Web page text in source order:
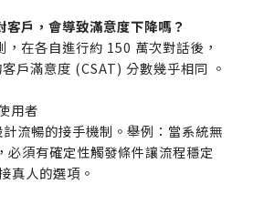
戶，會導致滿意度下降嗎？
在各自進行約 150 萬次對話後，
戶滿意度 (CSAT) 分數幾乎相同 。
用者
流暢的接手機制。舉例：當系統無
必須有確定性觸發條件讓流程穩定
真人的選項。